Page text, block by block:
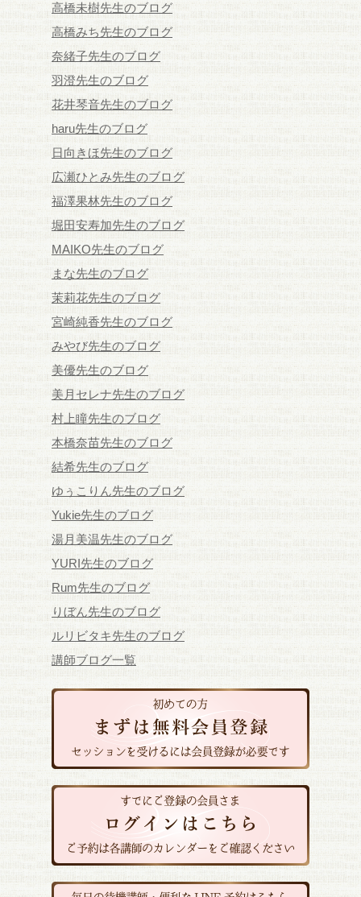
高橋未樹先生のブログ
高橋みち先生のブログ
奈緒子先生のブログ
羽澄先生のブログ
花井琴音先生のブログ
haru先生のブログ
日向きほ先生のブログ
広瀬ひとみ先生のブログ
福澤果林先生のブログ
堀田安寿加先生のブログ
MAIKO先生のブログ
まな先生のブログ
茉莉花先生のブログ
宮崎純香先生のブログ
みやび先生のブログ
美優先生のブログ
美月セレナ先生のブログ
村上瞳先生のブログ
本橋奈苗先生のブログ
結希先生のブログ
ゆぅこりん先生のブログ
Yukie先生のブログ
湯月美温先生のブログ
YURI先生のブログ
Rum先生のブログ
りぼん先生のブログ
ルリビタキ先生のブログ
講師ブログ一覧